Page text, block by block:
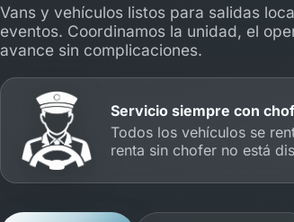
Vans y vehículos listos para salidas
eventos. Coordinamos la unidad, el
avance sin complicaciones.
Servicio siempre con
Todos los vehículos se
renta sin chofer no está